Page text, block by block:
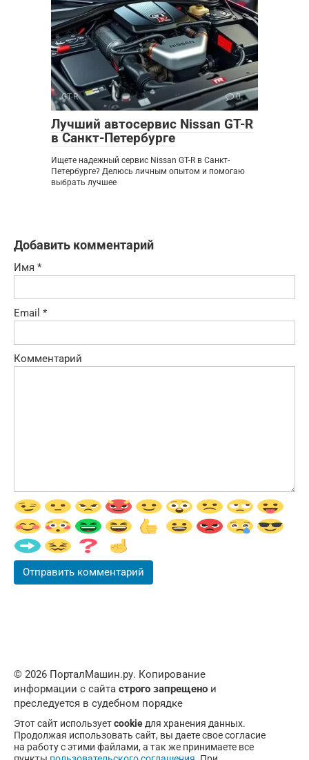
GT-R 0
Лучший автосервис Nissan GT-R
в Санкт-Петербурге
Ищете надежный сервис Nissan GT-R в Санкт-
Петербурге? Делюсь личным опытом и помогаю
выбрать лучшее
Добавить комментарий
Имя *
Email *
Комментарий
© 2026 ПорталМашин.ру. Копирование
информации с сайта строго запрещено и
преследуется в судебном порядке
Этот сайт используетcookieдля хранения данных.
Продолжая использовать сайт, вы даете свое согласие
на работу с этими файлами, а так же принимаете все